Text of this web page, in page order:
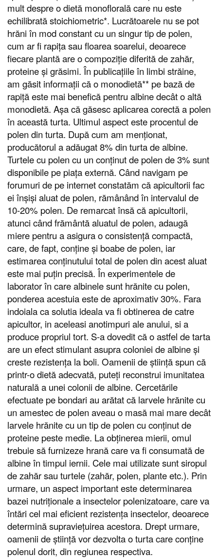
mult despre o dietă monoflorală care nu este
echilibrată stoichiometric*. Lucrătoarele nu se pot
hrăni în mod constant cu un singur tip de polen,
cum ar fi rapița sau floarea soarelui, deoarece
fiecare plantă are o compoziție diferită de zahăr,
proteine și grăsimi. În publicațiile în limbi străine,
am găsit informații că o monodietă** pe bază de
rapiță este mai benefică pentru albine decât o altă
monodietă. Așa că găsesc aplicarea corectă a polen
în această turta. Ultimul aspect este procentul de
polen din turta. După cum am menționat,
producătorul a adăugat 8% din turta de albine.
Turtele cu polen cu un conținut de polen de 3% sunt
disponibile pe piața externă. Când navigam pe
forumuri de pe internet constatăm că apicultorii fac
ei înșiși aluat de polen, rămânând în intervalul de
10-20% polen. De remarcat însă că apicultorii,
atunci când frământă aluatul de polen, adaugă
miere pentru a asigura o consistență compactă,
care, de fapt, conține și boabe de polen, iar
estimarea conținutului total de polen din acest aluat
este mai puțin precisă. În experimentele de
laborator în care albinele sunt hrănite cu polen,
ponderea acestuia este de aproximativ 30%. Fara
indoiala ca solutia ideala va fi obtinerea de catre
apicultor, in aceleasi anotimpuri ale anului, si a
produce propriul tort. S-a dovedit că o astfel de tarta
are un efect stimulant asupra coloniei de albine și
creste rezistența la boli. Oamenii de știință spun că
printr-o dietă adecvată, puteți reconstrui imunitatea
naturală a unei colonii de albine. Cercetările
efectuate pe bondari au arătat că larvele hrănite cu
un amestec de polen aveau o masă mai mare decât
larvele hrănite cu un tip de polen cu conținut de
proteine peste medie. La obținerea mierii, omul
trebuie să furnizeze hrană care va fi consumată de
albine în timpul iernii. Cele mai utilizate sunt siropul
de zahăr sau turtele (zahăr, polen, plante etc.). Prin
urmare, un aspect important este determinarea
bazei nutriționale a insectelor polenizatoare, care va
întări cel mai eficient rezistența insectelor, deoarece
determină supraviețuirea acestora. Drept urmare,
oamenii de știință vor dezvolta o turta care conține
polenul dorit, din regiunea respectiva.